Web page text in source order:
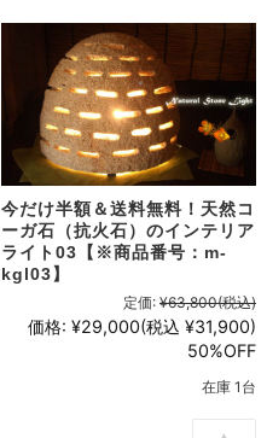
今だけ半額＆送料無料！天然コ
ーガ石（抗火石）のインテリア
ライト03【※商品番号：m-
kgl03】
定価: ¥63,800(税込)
価格: ¥29,000(税込 ¥31,900)
50%OFF
在庫 1台